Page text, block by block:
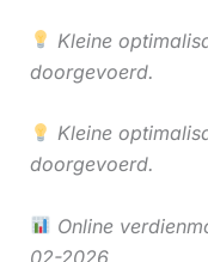
Kleine
doorgevoerd.
Kleine
doorgevoerd.
Online
02-2026.